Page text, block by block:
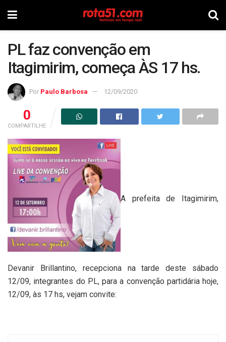
PL faz convenção em
Itagimirim, começa ÀS 17 hs.
Por Paulo Barbosa 12/09/2020
0
COMPARTILHE
A prefeita de Itagimirim,
Devanir Brillantino, recepciona na tarde deste sábado
12/09, integrantes do PL, para a convenção partidária hoje,
12/09, às 17 hs, vejam convite: